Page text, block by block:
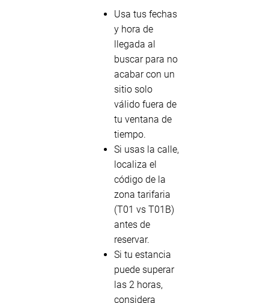
Usa tus fechas
y hora de
llegada al
buscar para no
acabar con un
sitio solo
válido fuera de
tu ventana de
tiempo.
Si usas la calle,
localiza el
código de la
zona tarifaria
(T01 vs T01B)
antes de
reservar.
Si tu estancia
puede superar
las 2 horas,
considera